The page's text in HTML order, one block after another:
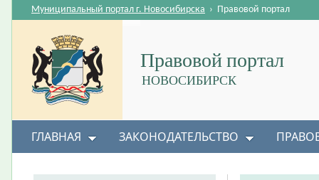
Правовой портал
НОВОСИБИРСК
Муниципальный портал г. Новосибирска › Правовой портал
ГЛАВНАЯ ЗАКОНОДАТЕЛЬСТВО